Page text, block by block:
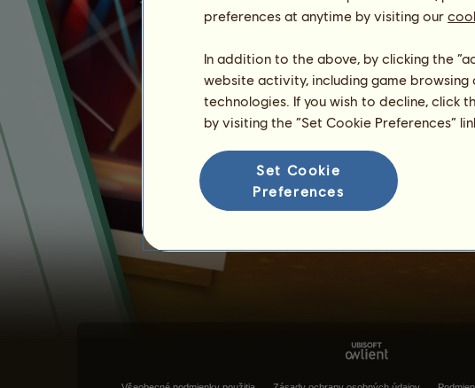
preferences at anytime by visiting our
In addition to the above, by clicking the
website activity, including game
technologies. If you wish to decline, click
by visiting the “Set Cookie Preferences”
Set Cookie
Preferences